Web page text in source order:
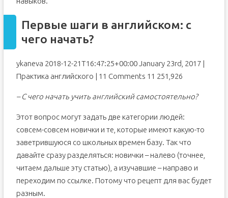
Первые шаги в английском: с
чего начать?
ykaneva 2018-12-21T16:47:25+00:00 January 23rd, 2017 |
Практика английского | 11 Comments 11 251,926
– С чего начать учить английский самостоятельно?
Этот вопрос могут задать две категории людей:
совсем-совсем новички и те, которые имеют какую-то
заветрившуюся со школьных времен базу. Так что
давайте сразу разделяться: новички – налево (точнее,
читаем дальше эту статью), а изучавшие – направо и
переходим по ссылке. Потому что рецепт для вас будет
разным.